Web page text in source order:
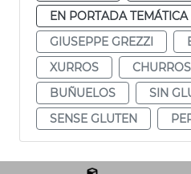
EN PORTADA TEMÁTICA
GIUSEPPE GREZZI
XURROS
CHURROS
BUÑUELOS
SIN
SENSE GLUTEN